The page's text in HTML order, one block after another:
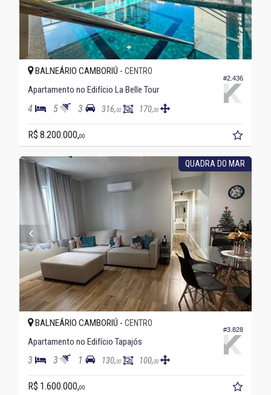
#2.436
BALNEÁRIO CAMBORIÚ - CENTRO
Apartamento no Edifício La Belle Tour
4 5 3 316,00 170,00
R$ 8.200.000,00
QUADRA DO MAR
#3.828
BALNEÁRIO CAMBORIÚ - CENTRO
Apartamento no Edifício Tapajós
3 3 1 130,00 100,00
R$ 1.600.000,00